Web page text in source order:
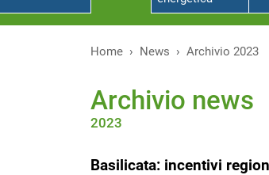
Home News Archivio 2023
Archivio news
2023
Basilicata: incentivi